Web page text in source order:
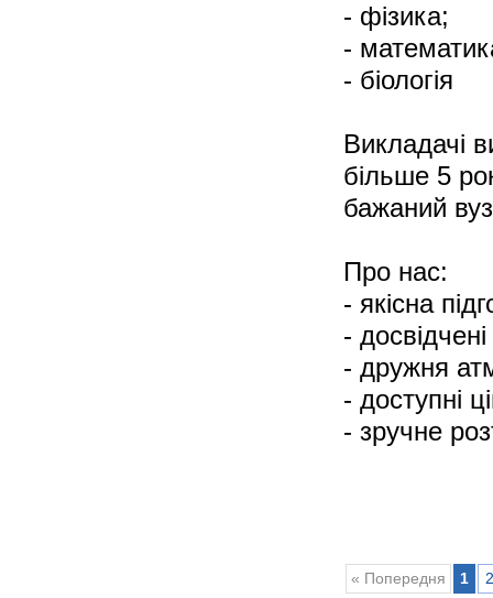
- фізика;
-
- біологія
Викладачі
більше 5
бажаний
Про нас:
- якісна
-
- дружня
- доступні
- зручне
« Попередня 1 2